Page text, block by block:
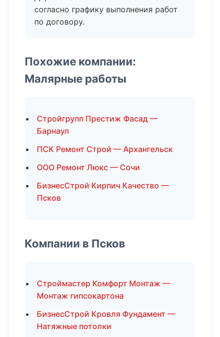
согласно графику выполнения работ
по договору.
Похожие компании:
Малярные работы
Стройгрупп Престиж Фасад —
Барнаул
ПСК Ремонт Строй — Архангельск
ООО Ремонт Люкс — Сочи
БизнесСтрой Кирпич Качество —
Псков
Компании в Псков
Строймастер Комфорт Монтаж —
Монтаж гипсокартона
БизнесСтрой Кровля Фундамент —
Натяжные потолки